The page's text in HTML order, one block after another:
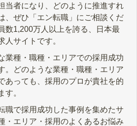
当者になり、どのように推進すれ
、ぜひ「エン転職」にご相談くだ
数1,200万人以上を誇る、日本最
人サイトです。
業種・職種・エリアでの採用成功
。どのような業種・職種・エリア
あっても、採用のプロが貴社を的
す。
職で採用成功した事例を集めたサ
・エリア・採用のよくあるお悩み